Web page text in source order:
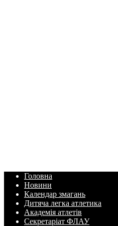
Головна
Новини
Календар змагань
Дитяча легка атлетика
Академія атлетів
Секретаріат ФЛАУ